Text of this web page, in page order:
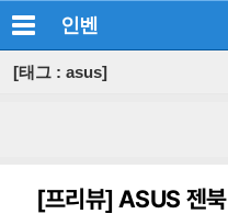
인벤
[태그 : asus]
[프리뷰]ASUS 젠북